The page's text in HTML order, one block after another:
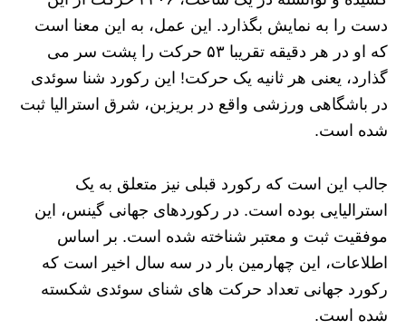
دست را به نمایش بگذارد. این عمل، به این معنا است
که او در هر دقیقه تقریبا ۵۳ حرکت را پشت سر می‌
گذارد، یعنی هر ثانیه یک حرکت! این رکورد شنا سوئدی
در باشگاهی ورزشی واقع در بریزبن، شرق استرالیا ثبت
شده است.
جالب این است که رکورد قبلی نیز متعلق به یک
استرالیایی بوده است. در رکوردهای جهانی گینس، این
موفقیت ثبت و معتبر شناخته شده است. بر اساس
اطلاعات، این چهارمین بار در سه سال اخیر است که
رکورد جهانی تعداد حرکت‌ های شنای سوئدی شکسته
شده است.